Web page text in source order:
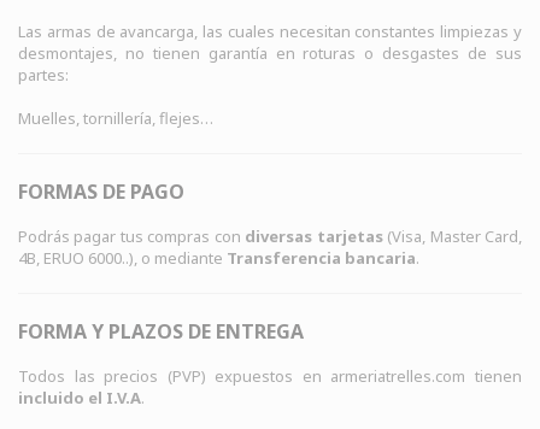
Las armas de avancarga, las cuales necesitan constantes limpiezas y
desmontajes, no tienen garantía en roturas o desgastes de sus
partes:
Muelles, tornillería, flejes…
FORMAS DE PAGO
Podrás pagar tus compras con diversas tarjetas(Visa, Master Card,
4B, ERUO 6000..), o mediante Transferencia bancaria.
FORMA Y PLAZOS DE ENTREGA
Todos las precios (PVP) expuestos en armeriatrelles.com tienen
incluido el I.V.A.